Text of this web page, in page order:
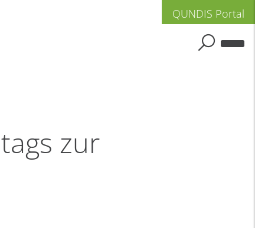
QUNDIS Portal
zur